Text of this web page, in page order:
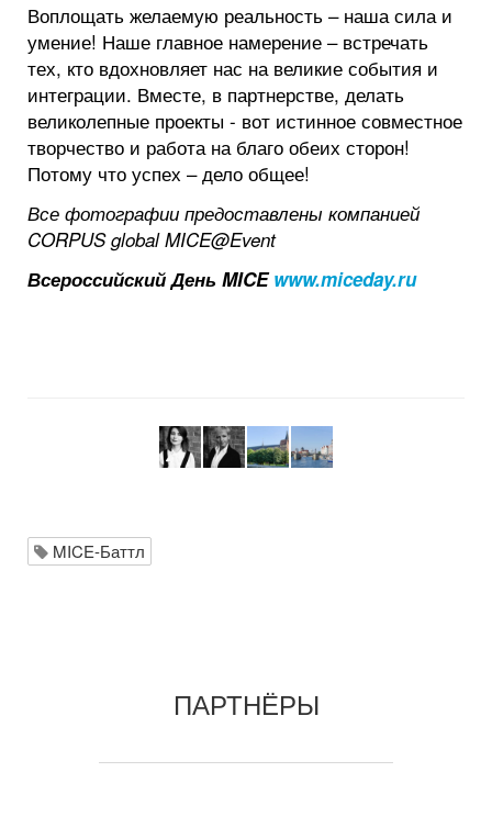
Воплощать желаемую реальность – наша сила и
умение! Наше главное намерение – встречать
тех, кто вдохновляет нас на великие события и
интеграции. Вместе, в партнерстве, делать
великолепные проекты - вот истинное совместное
творчество и работа на благо обеих сторон!
Потому что успех – дело общее!
Все фотографии предоставлены компанией
CORPUS global MICE@Event
Всероссийский День MICEwww.miceday.ru
MICE-Баттл
ПАРТНЁРЫ